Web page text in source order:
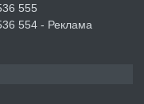
МЕБЕЛИ.
555
554 - Реклама